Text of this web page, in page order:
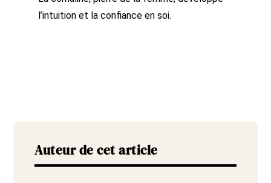
l’intuition et la confiance en soi.
Auteur de cet article